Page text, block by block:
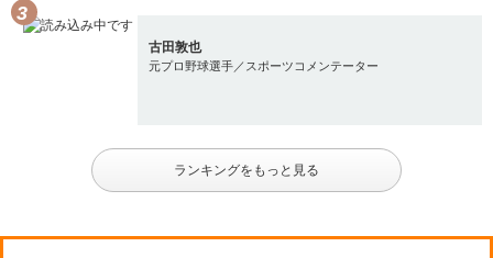
古田敦也
元プロ野球選手／スポーツコメンテーター
ランキングをもっと見る